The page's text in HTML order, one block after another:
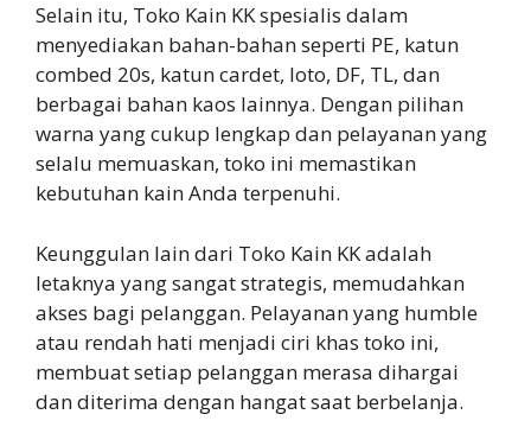
Selain itu, Toko Kain KK spesialis dalam
menyediakan bahan-bahan seperti PE, katun
combed 20s, katun cardet, loto, DF, TL, dan
berbagai bahan kaos lainnya. Dengan pilihan
warna yang cukup lengkap dan pelayanan yang
selalu memuaskan, toko ini memastikan
kebutuhan kain Anda terpenuhi.
Keunggulan lain dari Toko Kain KK adalah
letaknya yang sangat strategis, memudahkan
akses bagi pelanggan. Pelayanan yang humble
atau rendah hati menjadi ciri khas toko ini,
membuat setiap pelanggan merasa dihargai
dan diterima dengan hangat saat berbelanja.